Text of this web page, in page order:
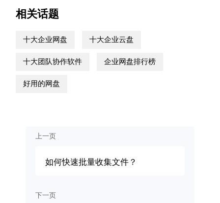
相关话题
十大企业网盘 十大企业云盘
十大团队协作软件 企业网盘排行榜
好用的网盘
上一页
如何快速批量收集文件？
下一页